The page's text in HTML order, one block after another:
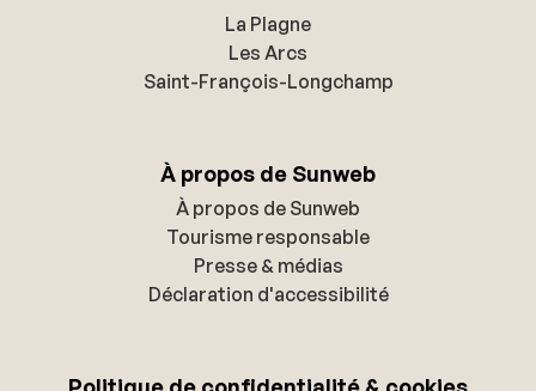
La Plagne
Les Arcs
Saint-François-Longchamp
À propos de Sunweb
À propos de Sunweb
Tourisme responsable
Presse & médias
Déclaration d'accessibilité